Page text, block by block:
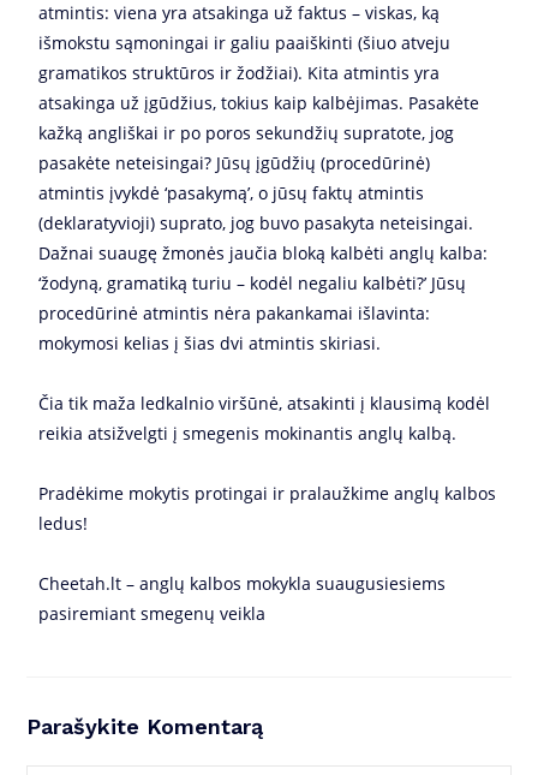
atmintis: viena yra atsakinga už faktus – viskas, ką
išmokstu sąmoningai ir galiu paaiškinti (šiuo atveju
gramatikos struktūros ir žodžiai). Kita atmintis yra
atsakinga už įgūdžius, tokius kaip kalbėjimas. Pasakėte
kažką angliškai ir po poros sekundžių supratote, jog
pasakėte neteisingai? Jūsų įgūdžių (procedūrinė)
atmintis įvykdė ‘pasakymą’, o jūsų faktų atmintis
(deklaratyvioji) suprato, jog buvo pasakyta neteisingai.
Dažnai suaugę žmonės jaučia bloką kalbėti anglų kalba:
‘žodyną, gramatiką turiu – kodėl negaliu kalbėti?’ Jūsų
procedūrinė atmintis nėra pakankamai išlavinta:
mokymosi kelias į šias dvi atmintis skiriasi.
Čia tik maža ledkalnio viršūnė, atsakinti į klausimą kodėl
reikia atsižvelgti į smegenis mokinantis anglų kalbą.
Pradėkime mokytis protingai ir pralaužkime anglų kalbos
ledus!
Cheetah.lt – anglų kalbos mokykla suaugusiesiems
pasiremiant smegenų veikla
Parašykite Komentarą